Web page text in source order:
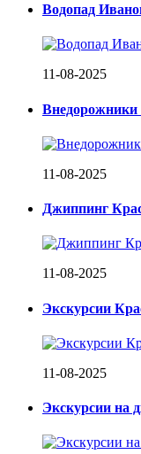
Водопад
11-08-2025
Внедорожники
11-08-2025
Джиппинг
11-08-2025
Экскурсии
11-08-2025
Экскурсии на